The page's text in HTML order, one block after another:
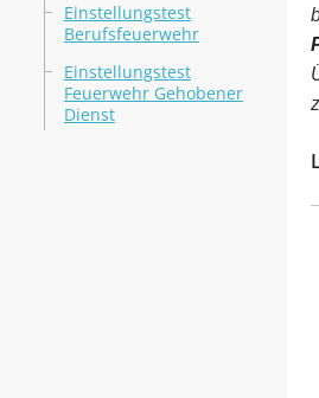
Einstellungstest
Berufsfeuerwehr
Einstellungstest
Feuerwehr Gehobener
Dienst